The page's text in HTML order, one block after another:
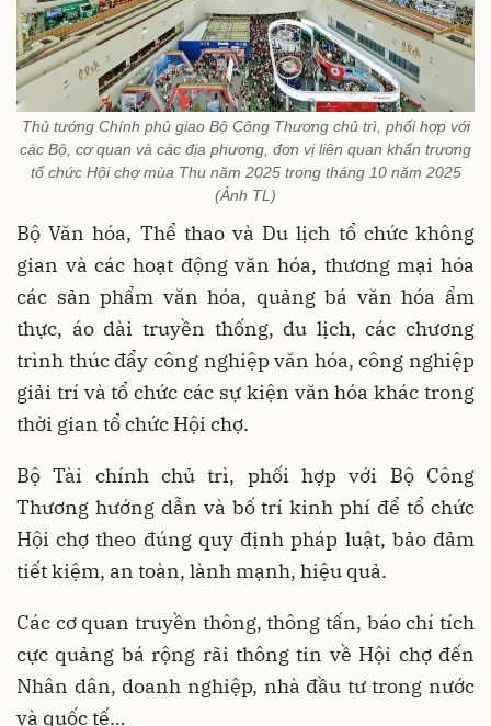
Thủ tướng Chính phủ giao Bộ Công Thương chủ trì, phối hợp với
các Bộ, cơ quan và các địa phương, đơn vị liên quan khẩn trương
tổ chức Hội chợ mùa Thu năm 2025 trong tháng 10 năm 2025
(Ảnh TL)
Bộ Văn hóa, Thể thao và Du lịch tổ chức không
gian và các hoạt động văn hóa, thương mại hóa
các sản phẩm văn hóa, quảng bá văn hóa ẩm
thực, áo dài truyền thống, du lịch, các chương
trình thúc đẩy công nghiệp văn hóa, công nghiệp
giải trí và tổ chức các sự kiện văn hóa khác trong
thời gian tổ chức Hội chợ.
Bộ Tài chính chủ trì, phối hợp với Bộ Công
Thương hướng dẫn và bố trí kinh phí để tổ chức
Hội chợ theo đúng quy định pháp luật, bảo đảm
tiết kiệm, an toàn, lành mạnh, hiệu quả.
Các cơ quan truyền thông, thông tấn, báo chí tích
cực quảng bá rộng rãi thông tin về Hội chợ đến
Nhân dân, doanh nghiệp, nhà đầu tư trong nước
và quốc tế…